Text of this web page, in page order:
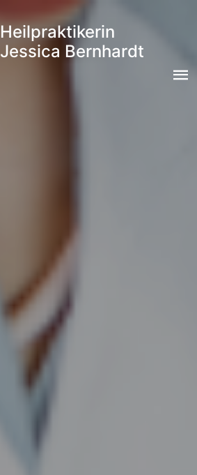
Heilpraktikerin
Jessica Bernhardt